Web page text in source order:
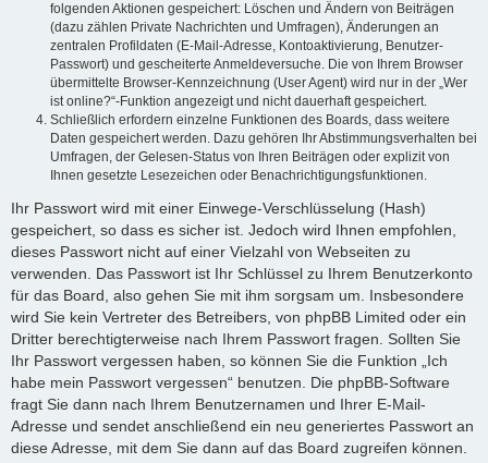
folgenden Aktionen gespeichert: Löschen und Ändern von Beiträgen
(dazu zählen Private Nachrichten und Umfragen), Änderungen an
zentralen Profildaten (E-Mail-Adresse, Kontoaktivierung, Benutzer-
Passwort) und gescheiterte Anmeldeversuche. Die von Ihrem Browser
übermittelte Browser-Kennzeichnung (User Agent) wird nur in der „Wer
ist online?“-Funktion angezeigt und nicht dauerhaft gespeichert.
Schließlich erfordern einzelne Funktionen des Boards, dass weitere
Daten gespeichert werden. Dazu gehören Ihr Abstimmungsverhalten bei
Umfragen, der Gelesen-Status von Ihren Beiträgen oder explizit von
Ihnen gesetzte Lesezeichen oder Benachrichtigungsfunktionen.
Ihr Passwort wird mit einer Einwege-Verschlüsselung (Hash)
gespeichert, so dass es sicher ist. Jedoch wird Ihnen empfohlen,
dieses Passwort nicht auf einer Vielzahl von Webseiten zu
verwenden. Das Passwort ist Ihr Schlüssel zu Ihrem Benutzerkonto
für das Board, also gehen Sie mit ihm sorgsam um. Insbesondere
wird Sie kein Vertreter des Betreibers, von phpBB Limited oder ein
Dritter berechtigterweise nach Ihrem Passwort fragen. Sollten Sie
Ihr Passwort vergessen haben, so können Sie die Funktion „Ich
habe mein Passwort vergessen“ benutzen. Die phpBB-Software
fragt Sie dann nach Ihrem Benutzernamen und Ihrer E-Mail-
Adresse und sendet anschließend ein neu generiertes Passwort an
diese Adresse, mit dem Sie dann auf das Board zugreifen können.